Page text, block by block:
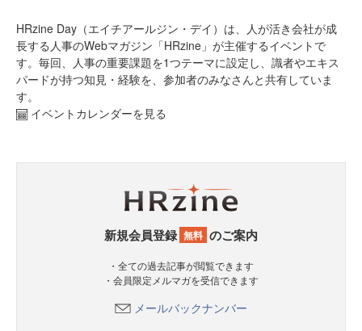
HRzine Day（エイチアールジン・デイ）は、人が活き会社が成
長する人事のWebマガジン「HRzine」が主催するイベントで
す。毎回、人事の重要課題を1つテーマに設定し、識者やエキス
パードが持つ知見・経験を、参加者のみなさんと共有していま
す。
イベントカレンダーを見る
新規会員登録 無料 のご案内
・全ての過去記事が閲覧できます
・会員限定メルマガを受信できます
メールバックナンバー